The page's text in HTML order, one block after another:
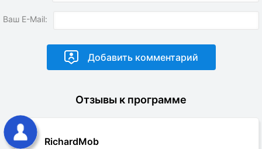
Ваш E-Mail:
Отзывы к программе
RichardMob